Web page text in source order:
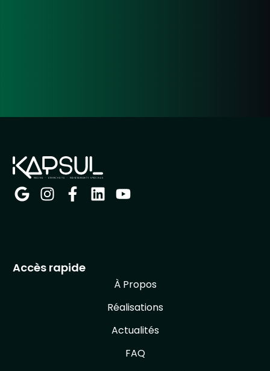
Accès rapide
À Propos
Réalisations
Actualités
FAQ